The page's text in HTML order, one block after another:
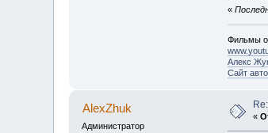
«
Фильмы
Алекс
Сайт
AlexZhuk
Администратор
«